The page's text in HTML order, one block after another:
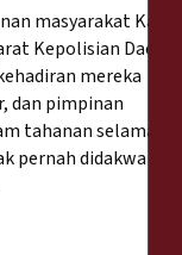
masyarakat Kapa
Kepolisian Daerah
mereka
dan pimpinan
tahanan selama 2
pernah didakwa